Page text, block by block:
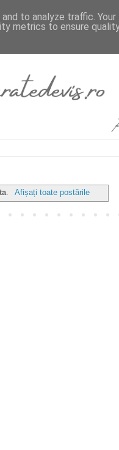
. Afișați toate postările
to analyze traffic.
metrics to ensure